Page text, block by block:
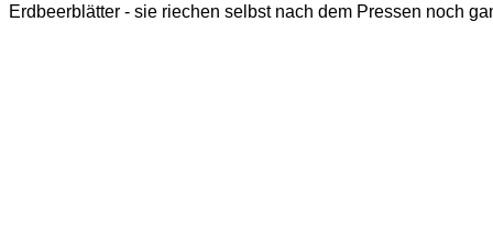
Erdbeerblätter - sie riechen selbst nach dem Pressen noch